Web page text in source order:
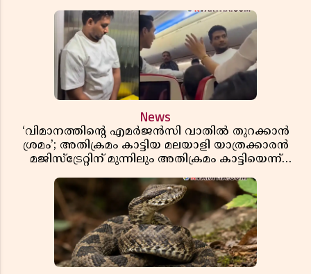
News
‘വിമാനത്തിൻ്റെ എമർജൻസി വാതിൽ തുറക്കാൻ
ശ്രമം’; അതിക്രമം കാട്ടിയ മലയാളി യാത്രക്കാരൻ
മജിസ്ട്രേറ്റിന് മുന്നിലും അതിക്രമം കാട്ടിയെന്ന്